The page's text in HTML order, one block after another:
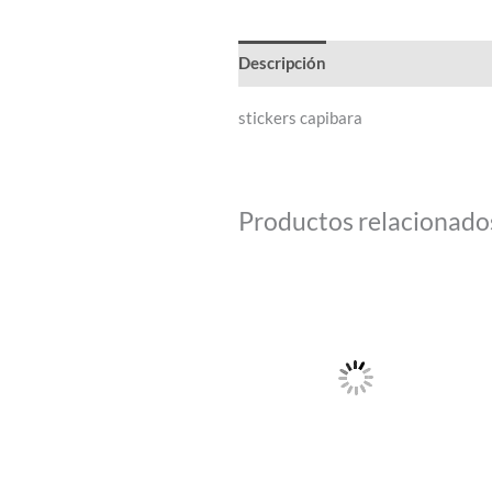
Descripción
stickers capibara
Productos